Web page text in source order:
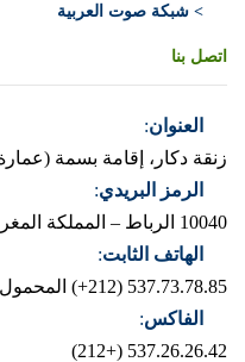
> شبكة صوت العربية
اتصل بنا
العنوان:
زنقة دكار، إقامة بسمة (عمارة 7)، شقة 2، حي المحيط –
الرمز البريدي:
10040 الرباط – المملكة المغربية
الهاتف الثابت:
537.73.78.85 (212+)
المحمول 666.47.73.56 (212+)
الفاكس:
537.26.26.42 (+212)